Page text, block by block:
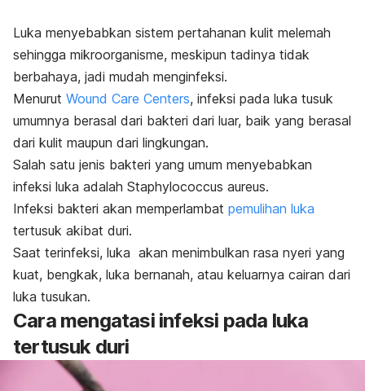
Luka menyebabkan sistem pertahanan kulit melemah
sehingga mikroorganisme, meskipun tadinya tidak
berbahaya, jadi mudah menginfeksi.
Menurut Wound Care Centers, infeksi pada luka tusuk
umumnya berasal dari bakteri dari luar, baik yang berasal
dari kulit maupun dari lingkungan.
Salah satu jenis bakteri yang umum menyebabkan
infeksi luka adalah Staphylococcus aureus.
Infeksi bakteri akan memperlambat pemulihan luka
tertusuk akibat duri.
Saat terinfeksi, luka akan menimbulkan rasa nyeri yang
kuat, bengkak, luka bernanah, atau keluarnya cairan dari
luka tusukan.
Cara mengatasi infeksi pada luka
tertusuk duri